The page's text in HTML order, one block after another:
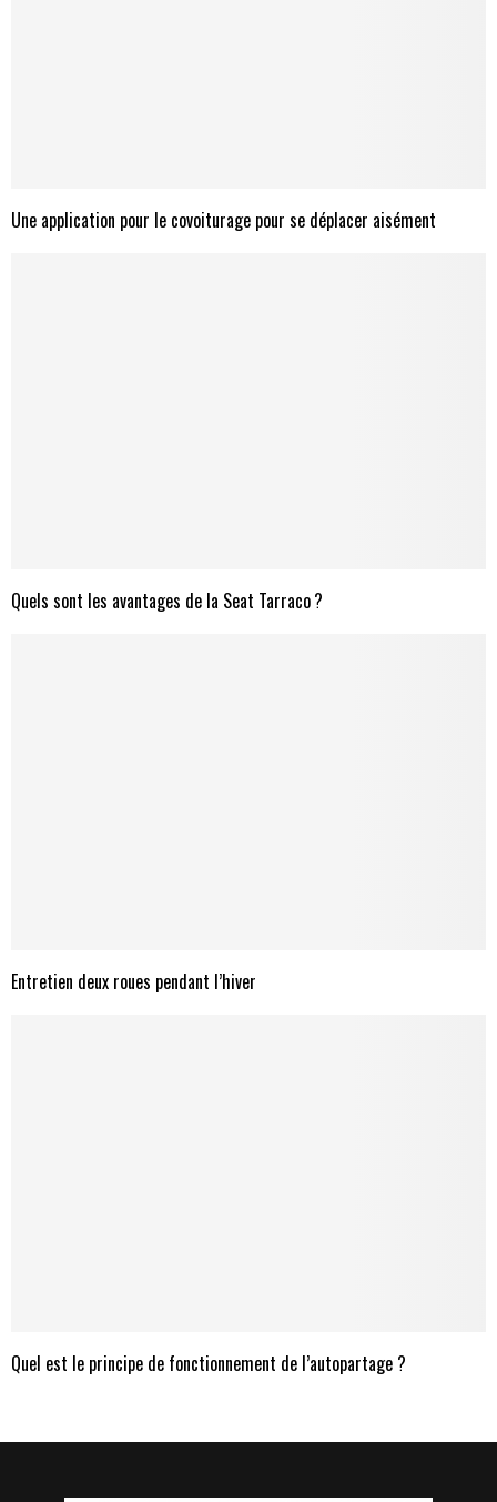
Une application pour le covoiturage pour se déplacer aisément
Quels sont les avantages de la Seat Tarraco ?
Entretien deux roues pendant l’hiver
Quel est le principe de fonctionnement de l’autopartage ?